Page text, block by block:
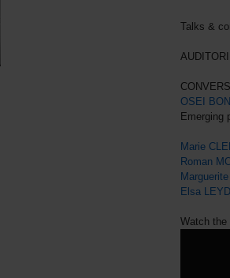
Talks &
OSEI
Emerging
Marie
Roman
Elsa
Watch the